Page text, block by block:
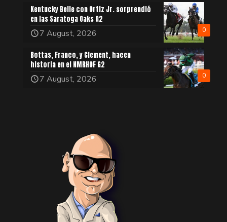
0
Kentucky Belle con Ortiz Jr. sorprendió
en las Saratoga Oaks G2
7 August, 2026
0
Bottas, Franco, y Clement, hacen
historia en el NMRHOF G2
7 August, 2026